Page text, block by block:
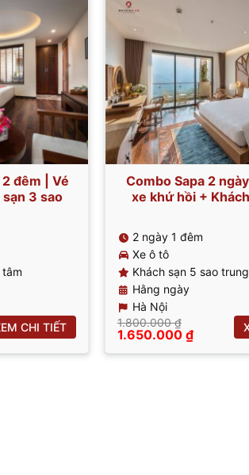
đêm | Vé
3 sao
CHI TIẾT
Combo Sapa 2
xe khứ hồi +
2 ngày 1 đêm
Xe ô tô
Khách sạn 5 sao
Hằng ngày
Hà Nội
1.800.000₫
Giá
là:
1.650.000 ₫Giá
hiện
tại